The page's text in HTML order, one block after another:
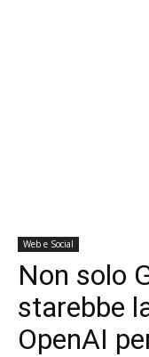
Web e Social
Non solo
starebbe
OpenAI